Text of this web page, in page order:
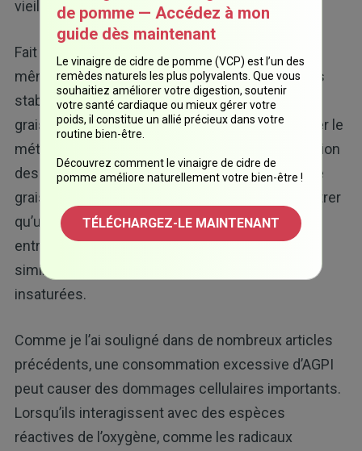
vieillissement.
Fait intéressant, cette recherche a montré que
même les graisses saturées, généralement plus
stables et moins sujettes à l’oxydation que les
graisses insaturées, peuvent néanmoins orienter le
métabolisme vers une augmentation de l’oxydation
des acides gras. L’étude a utilisé l’octanoate, une
graisse saturée à chaîne moyenne, pour démontrer
qu’un apport élevé en graisses saturées peut
entraîner des changements métaboliques
similaires à ceux provoqués par les graisses
insaturées.
Comme je l’ai souligné dans de nombreux articles
précédents, une consommation excessive d’AGPI
peut causer des dommages cellulaires importants.
Lorsqu’ils interagissent avec des espèces
réactives de l’oxygène, comme les radicaux
de pomme — Accédez à mon
guide dès maintenant
Le vinaigre de cidre de pomme (VCP) est l’un des
remèdes naturels les plus polyvalents. Que vous
souhaitiez améliorer votre digestion, soutenir
votre santé cardiaque ou mieux gérer votre
poids, il constitue un allié précieux dans votre
routine bien-être.
Découvrez comment le vinaigre de cidre de
pomme améliore naturellement votre bien-être !
TÉLÉCHARGEZ-LE MAINTENANT